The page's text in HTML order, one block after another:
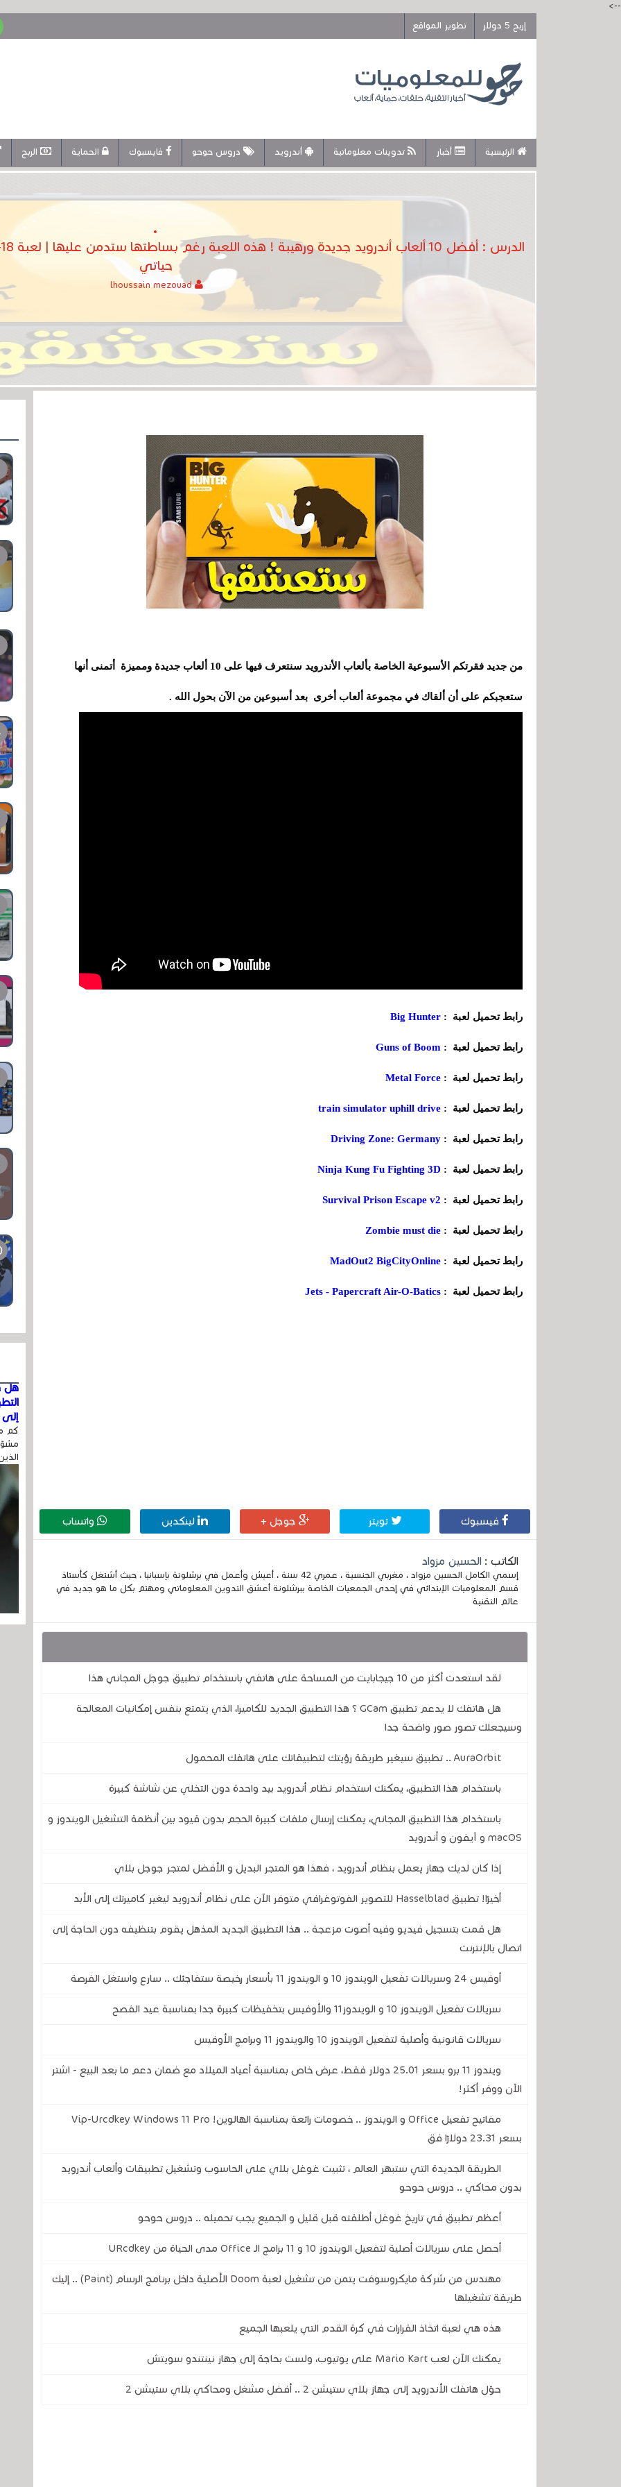
-->
إربح 5 دولار
تطوير المواقع
الرئيسية أخبار تدوينات معلوماتية أندرويد دروس حوحو فايسبوك الحماية الربح
حياتي
lhoussain mezouad
من جديد فقرتكم الأسبوعية الخاصة بألعاب الأندرويد سنتعرف فيها على 10 ألعاب جديدة ومميزة أتمنى أنها
ستعجبكم على أن ألقاك في مجموعة ألعاب أخرى بعد أسبوعين من الآن بحول الله .
رابط تحميل لعبة : Big Hunter
رابط تحميل لعبة : Guns of Boom
رابط تحميل لعبة : Metal Force
رابط تحميل لعبة : train simulator uphill drive
رابط تحميل لعبة : Driving Zone: Germany
رابط تحميل لعبة : Ninja Kung Fu Fighting 3D
رابط تحميل لعبة : Survival Prison Escape v2
رابط تحميل لعبة : Zombie must die
رابط تحميل لعبة : MadOut2 BigCityOnline
رابط تحميل لعبة : Jets - Papercraft Air-O-Batics
فيسبوك تويتر جوجل + لينكدين واتساب
الكاتب : الحسين مزواد
إسمي الكامل الحسين مزواد ، مغربي الجنسية ، عمري 42 سنة ، أعيش وأعمل في برشلونة بإسبانيا ، حيث أشتغل كأستاذ
قسم المعلوميات الإبتدائي في إحدى الجمعيات الخاصة ببرشلونة أعشق التدوين المعلوماتي ومهتم بكل ما هو جديد في
عالم التقنية
لقد استعدت أكثر من 10 جيجابايت من المساحة على هاتفي باستخدام تطبيق جوجل المجاني هذا
هل هاتفك لا يدعم تطبيق GCam ؟ هذا التطبيق الجديد للكاميرا، الذي يتمتع بنفس إمكانيات المعالجة
وسيجعلك تصور صور واضحة جدا
AuraOrbit .. تطبيق سيغير طريقة رؤيتك لتطبيقاتك على هاتفك المحمول
باستخدام هذا التطبيق، يمكنك استخدام نظام أندرويد بيد واحدة دون التخلي عن شاشة كبيرة
باستخدام هذا التطبيق المجاني، يمكنك إرسال ملفات كبيرة الحجم بدون قيود بين أنظمة التشغيل الويندوز و
macOS و آيفون و أندرويد
إذا كان لديك جهاز يعمل بنظام أندرويد ، فهذا هو المتجر البديل و الأفضل لمتجر جوجل بلاي
أخيرًا! تطبيق Hasselblad للتصوير الفوتوغرافي متوفر الآن على نظام أندرويد ليغير كاميرتك إلى الأبد
هل قمت بتسجيل فيديو وفيه أصوت مزعجة .. هذا التطبيق الجديد المذهل يقوم بتنظيفه دون الحاجة إلى
اتصال بالإنترنت
أوفيس 24 وسريالات تفعيل الويندوز 10 و الويندوز 11 بأسعار رخيصة ستفاجئك .. سارع واستغل الفرصة
سريالات تفعيل الويندوز 10 و الويندوز11 والأوفيس بتخفيظات كبيرة جدا بمناسبة عيد الفصح
سريالات قانونية وأصلية لتفعيل الويندوز 10 والويندوز 11 وبرامج الأوفيس
ويندوز 11 برو بسعر 25.01 دولار فقط، عرض خاص بمناسبة أعياد الميلاد مع ضمان دعم ما بعد البيع - اشتر
الآن ووفر أكثر!
مفاتيح تفعيل Office و الويندوز .. خصومات رائعة بمناسبة الهالوين! Vip-Urcdkey Windows 11 Pro
بسعر 23.31 دولارًا فق
الطريقة الجديدة التي ستبهر العالم ، تثبيت غوغل بلاي على الحاسوب وتشغيل تطبيقات وألعاب أندرويد
بدون محاكي .. دروس حوحو
أعظم تطبيق في تاريخ غوغل أطلقته قبل قليل و الجميع يجب تحميله .. دروس حوحو
أحصل على سريالات أصلية لتفعيل الويندوز 10 و 11 برامج الـ Office مدى الحياة من URcdkey
مهندس من شركة مايكروسوفت يتمن من تشغيل لعبة Doom الأصلية داخل برنامج الرسام (Paint) .. إليك
طريقة تشغيلها
هذه هي لعبة اتخاذ القرارات في كرة القدم التي يلعبها الجميع
يمكنك الآن لعب Mario Kart على يوتيوب، ولست بحاجة إلى جهاز نينتندو سويتش
حوّل هاتفك الأندرويد إلى جهاز بلاي ستيشن 2 .. أفضل مشغل ومحاكي بلاي ستيشن 2
هل
إلى
كم